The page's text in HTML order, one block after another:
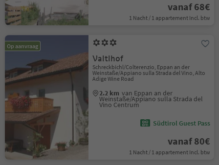
vanaf 68€
1 Nacht / 1 appartement Incl. btw
Op aanvraag
Valtlhof
Schreckbichl/Colterenzio, Eppan an der
Weinstaße/Appiano sulla Strada del Vino, Alto
Adige Wine Road
2.2 km van Eppan an der
Weinstaße/Appiano sulla Strada del
Vino Centrum
Südtirol Guest Pass
vanaf 80€
1 Nacht / 1 appartement Incl. btw